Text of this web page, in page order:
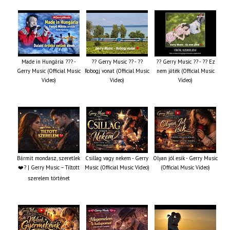
Made in Hungária ??? -
Gerry Music (Official Music
Video)
?? Gerry Music ?? - ??
Robogj vonat (Official Music
Video)
?? Gerry Music ?? - ?? Ez
nem játék (Official Music
Video)
Bármit mondasz, szeretlek
❤️‍? | Gerry Music – Tiltott
szerelem történet
Csillag vagy nekem - Gerry
Music (Official Music Video)
Olyan jól esik - Gerry Music
(Official Music Video)